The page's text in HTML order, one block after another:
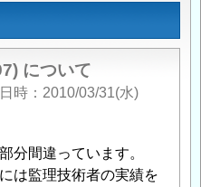
について
時
2010/03/31(水)
分間違っています。
は監理技術者の実績を